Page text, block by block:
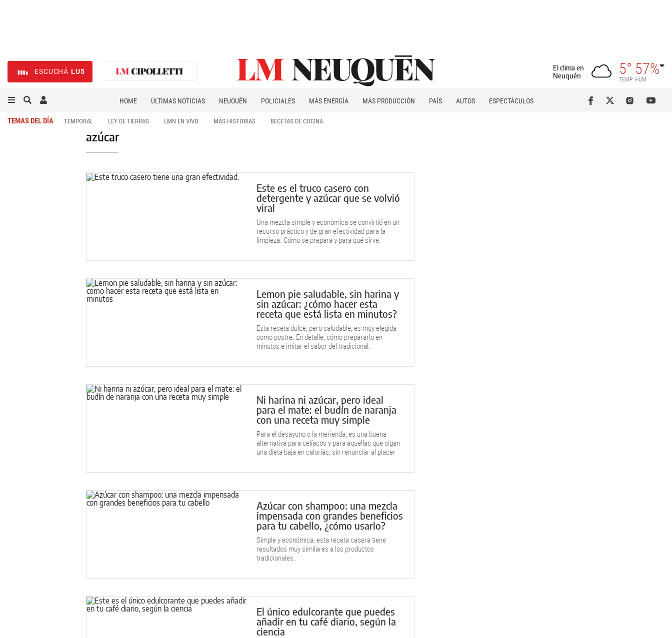
ESCUCHÁ LU5
El clima en
Neuquén
5°
TEMP
57%
HUM
HOME ÚLTIMAS NOTICIAS NEUQUÉN POLICIALES MÁS ENERGÍA MÁS PRODUCCIÓN PAÍS AUTOS
ESPECTÁCULOS
TEMAS DEL DÍA TEMPORAL LEY DE TIERRAS LMN EN VIVO MÁS HISTORIAS RECETAS DE COCINA
azúcar
Este es el truco casero con
detergente y azúcar que se volvió
viral
Una mezcla simple y económica se convirtió en un
recurso práctico y de gran efectividad para la
limpieza. Cómo se prepara y para qué sirve.
Lemon pie saludable, sin harina y
sin azúcar: ¿cómo hacer esta
receta que está lista en minutos?
Esta receta dulce, pero saludable, es muy elegida
como postre. En detalle, cómo prepararlo en
minutos e imitar el sabor del tradicional.
Ni harina ni azúcar, pero ideal
para el mate: el budín de naranja
con una receta muy simple
Para el desayuno o la merienda, es una buena
alternativa para celíacos y para aquellas que sigan
una dieta baja en calorías, sin renunciar al placer
Azúcar con shampoo: una mezcla
impensada con grandes beneficios
para tu cabello, ¿cómo usarlo?
Simple y económica, esta receta casera tiene
resultados muy similares a los productos
tradicionales.
El único edulcorante que puedes
añadir en tu café diario, según la
ciencia